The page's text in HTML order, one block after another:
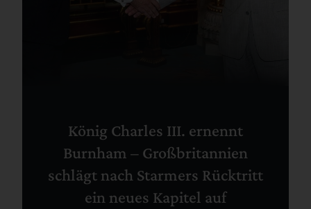
König Charles III. ernennt
Burnham – Großbritannien
schlägt nach Starmers Rücktritt
ein neues Kapitel auf